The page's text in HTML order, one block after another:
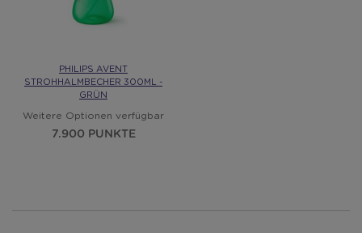
PHILIPS AVENT
STROHHALMBECHER 300ML -
GRÜN
Weitere Optionen verfügbar
7.900 PUNKTE